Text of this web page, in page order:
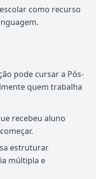
como recurso
pode cursar a Pós-
quem trabalha
recebeu aluno
estruturar
múltipla e